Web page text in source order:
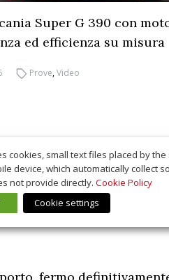
Super G 390 con
ed efficienza su misura
Prove,Video
cookies, small text files placed by the
device, which automatically collect
not provide directly. Cookie Policy
Cookie settings